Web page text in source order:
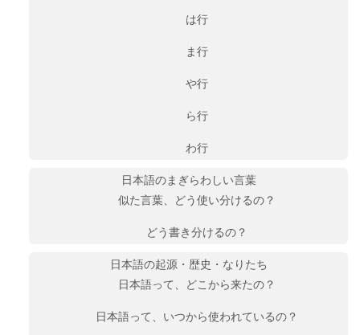
は行
ま行
や行
ら行
わ行
日本語のまぎらわしい言葉
似た言葉、どう使い分けるの？
どう書き分けるの？
日本語の起源・歴史・なりたち
日本語って、どこから来たの？
日本語って、いつから使われているの？